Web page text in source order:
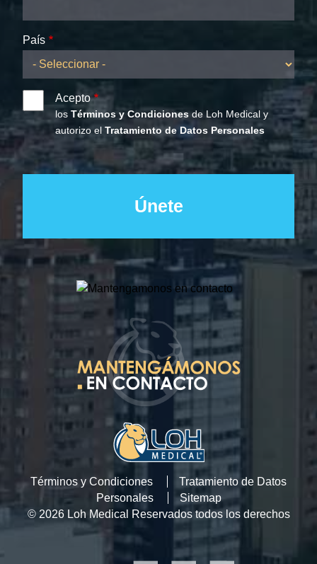
País
Acepto
losTérminos y Condiciones de Loh Medical y
autorizo elTratamiento de Datos Personales
Términos y Condiciones
Tratamiento de Datos
Personales
Sitemap
© 2026 Loh Medical Reservados todos los derechos